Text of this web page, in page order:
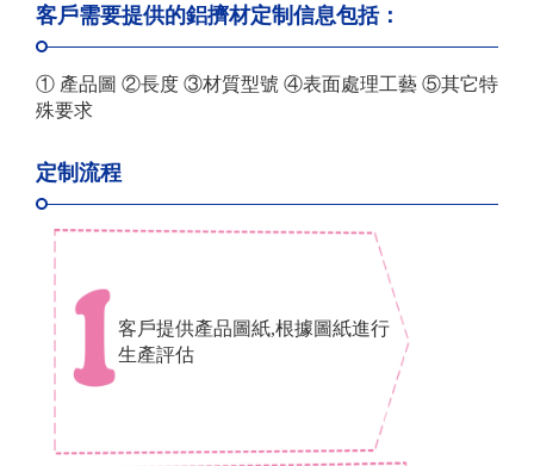
客戶需要提供的鋁擠材定制信息包括：
① 產品圖 ②長度 ③材質型號 ④表面處理工藝 ⑤其它特
殊要求
定制流程
客戶提供產品圖紙,根據圖紙進行
生產評估